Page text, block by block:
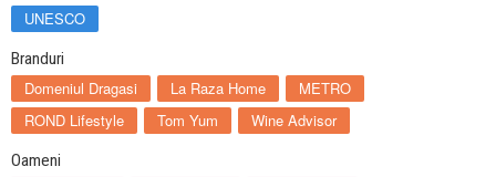
UNESCO
Branduri
Domeniul Dragasi La Raza Home
METRO
ROND Lifestyle
Tom Yum Wine Advisor
Oameni